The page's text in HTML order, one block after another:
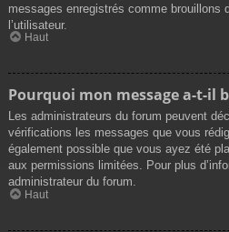
messages enregistrés comme brouillons
l’utilisateur.
Haut
Pourquoi mon message a-t-il
Les administrateurs du forum peuvent
vérifications les messages que vous
également possible que vous ayez été
aux permissions limitées. Pour plus
administrateur du forum.
Haut